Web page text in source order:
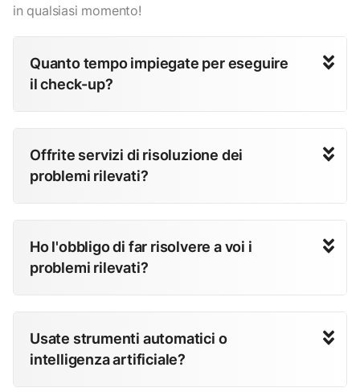
in qualsiasi momento!
Quanto tempo impiegate per eseguire
il check-up?
Offrite servizi di risoluzione dei
problemi rilevati?
Ho l'obbligo di far risolvere a voi i
problemi rilevati?
Usate strumenti automatici o
intelligenza artificiale?